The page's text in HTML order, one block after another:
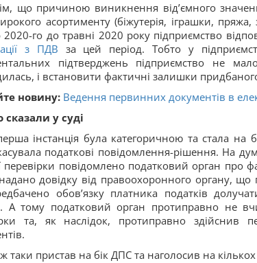
що причиною виникнення від’ємного
асортименту (біжутерія, іграшки,
2020-го до травні 2020 року підприємство
з ПДВ за цей період. Тобто у
підтверджень підприємство не
і встановити фактичні залишки
новину: Ведення первинних документів в
у суді
інстанція була категоричною та стала на
податкові повідомлення-рішення. На
перевірки повідомлено податковий орган про
довідку від правоохоронного органу,
обов’язку платника податків
А тому податковий орган протиправно не
та, як наслідок, протиправно здійснив
таки пристав на бік ДПС та наголосив на